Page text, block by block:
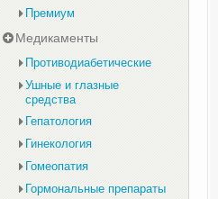
Премиум
Медикаменты
Противодиабетические
Ушные и глазные
средства
Гепатология
Гинекология
Гомеопатия
Гормональные препараты